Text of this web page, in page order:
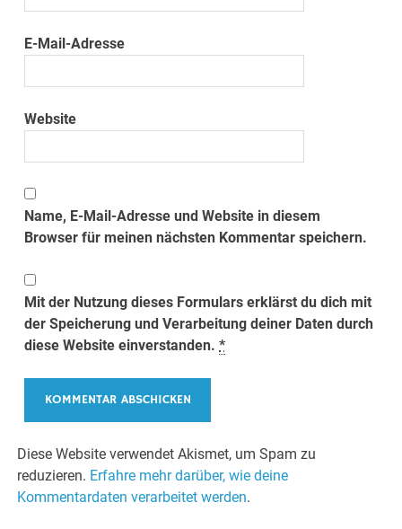
E-Mail-Adresse
Website
Name, E-Mail-Adresse und Website in diesem
Browser für meinen nächsten Kommentar speichern.
Mit der Nutzung dieses Formulars erklärst du dich mit
der Speicherung und Verarbeitung deiner Daten durch
diese Website einverstanden.*
Diese Website verwendet Akismet, um Spam zu
reduzieren. Erfahre mehr darüber, wie deine
Kommentardaten verarbeitet werden.